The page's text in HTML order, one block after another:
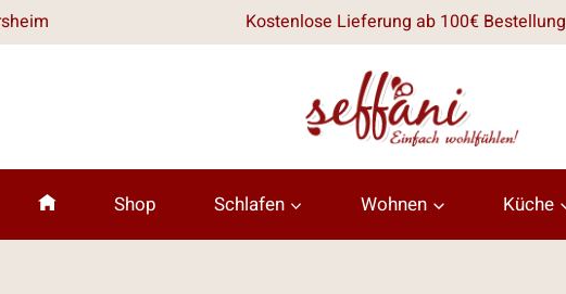
Kostenlose Lieferung ab 100€ Bestellung
Shop Schlafen Wohnen Küche